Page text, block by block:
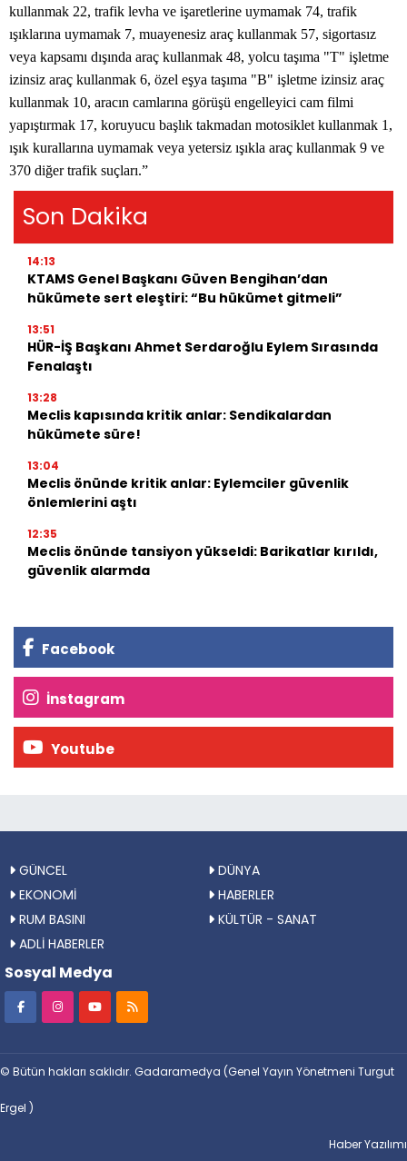
kullanmak 22, trafik levha ve işaretlerine uymamak 74, trafik
ışıklarına uymamak 7, muayenesiz araç kullanmak 57, sigortasız
veya kapsamı dışında araç kullanmak 48, yolcu taşıma "T" işletme
izinsiz araç kullanmak 6, özel eşya taşıma "B" işletme izinsiz araç
kullanmak 10, aracın camlarına görüşü engelleyici cam filmi
yapıştırmak 17, koruyucu başlık takmadan motosiklet kullanmak 1,
ışık kurallarına uymamak veya yetersiz ışıkla araç kullanmak 9 ve
370 diğer trafik suçları.”
Son Dakika
14:13
KTAMS Genel Başkanı Güven Bengihan’dan
hükümete sert eleştiri: “Bu hükümet gitmeli”
13:51
HÜR-İŞ Başkanı Ahmet Serdaroğlu Eylem Sırasında
Fenalaştı
13:28
Meclis kapısında kritik anlar: Sendikalardan
hükümete süre!
13:04
Meclis önünde kritik anlar: Eylemciler güvenlik
önlemlerini aştı
12:35
Meclis önünde tansiyon yükseldi: Barikatlar kırıldı,
güvenlik alarmda
Facebook
İnstagram
Youtube
GÜNCEL
DÜNYA
EKONOMİ
HABERLER
RUM BASINI
KÜLTÜR - SANAT
ADLİ HABERLER
Sosyal Medya
© Bütün hakları saklıdır. Gadaramedya (Genel Yayın Yönetmeni Turgut
Ergel )
Haber Yazılımı